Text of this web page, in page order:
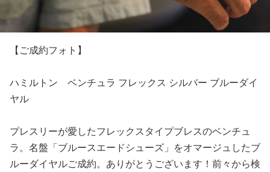
【ご成約フォト】
ハミルトン ベンチュラ フレックス シルバー ブルーダイ
ヤル
プレスリーが愛したフレックスタイプブレスのベンチュ
ラ。名盤「ブルースエードシューズ」をオマージュしたブ
ルーダイヤルご成約。ありがとうございます！前々から検